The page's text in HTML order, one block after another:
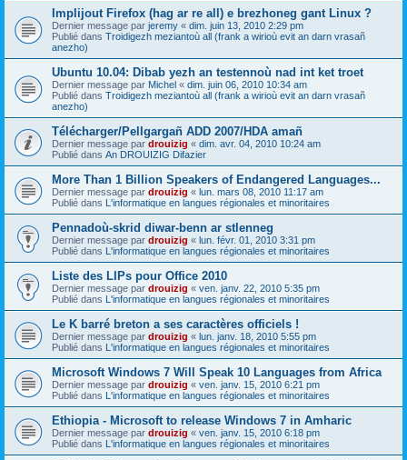
Implijout Firefox (hag ar re all) e brezhoneg gant Linux ?
Dernier message par jeremy « dim. juin 13, 2010 2:29 pm
Publié dans Troidigezh meziantoù all (frank a wirioù evit an darn vrasañ
anezho)
Ubuntu 10.04: Dibab yezh an testennoù nad int ket troet
Dernier message par Michel « dim. juin 06, 2010 10:34 am
Publié dans Troidigezh meziantoù all (frank a wirioù evit an darn vrasañ
anezho)
Télécharger/Pellgargañ ADD 2007/HDA amañ
Dernier message par drouizig « dim. avr. 04, 2010 10:24 am
Publié dans An DROUIZIG Difazier
More Than 1 Billion Speakers of Endangered Languages...
Dernier message par drouizig « lun. mars 08, 2010 11:17 am
Publié dans L'informatique en langues régionales et minoritaires
Pennadoù-skrid diwar-benn ar stlenneg
Dernier message par drouizig « lun. févr. 01, 2010 3:31 pm
Publié dans L'informatique en langues régionales et minoritaires
Liste des LIPs pour Office 2010
Dernier message par drouizig « ven. janv. 22, 2010 5:35 pm
Publié dans L'informatique en langues régionales et minoritaires
Le K barré breton a ses caractères officiels !
Dernier message par drouizig « lun. janv. 18, 2010 5:55 pm
Publié dans L'informatique en langues régionales et minoritaires
Microsoft Windows 7 Will Speak 10 Languages from Africa
Dernier message par drouizig « ven. janv. 15, 2010 6:21 pm
Publié dans L'informatique en langues régionales et minoritaires
Ethiopia - Microsoft to release Windows 7 in Amharic
Dernier message par drouizig « ven. janv. 15, 2010 6:18 pm
Publié dans L'informatique en langues régionales et minoritaires